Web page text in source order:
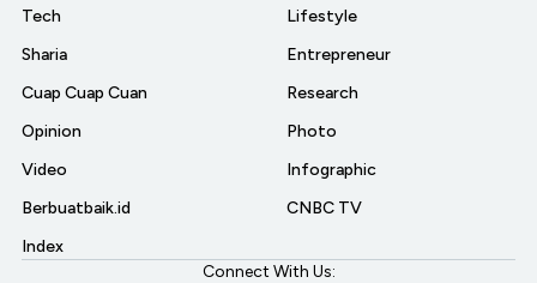
Tech
Sharia
Cuap Cuap Cuan
Opinion
Video
Berbuatbaik.id
Index
Lifestyle
Entrepreneur
Research
Photo
Infographic
CNBC TV
Connect With Us: